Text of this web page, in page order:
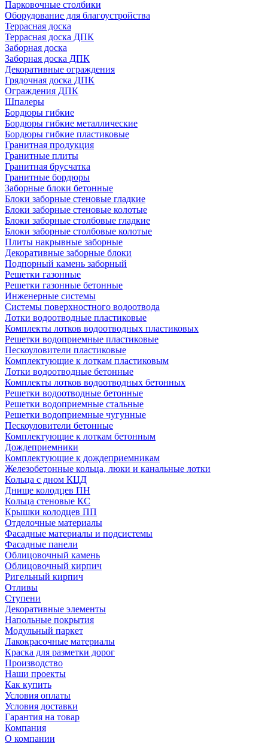
Парковочные столбики
Оборудование для благоустройства
Террасная доска
Террасная доска ДПК
Заборная доска
Заборная доска ДПК
Декоративные ограждения
Грядочная доска ДПК
Ограждения ДПК
Шпалеры
Бордюры гибкие
Бордюры гибкие металлические
Бордюры гибкие пластиковые
Гранитная продукция
Гранитные плиты
Гранитная брусчатка
Гранитные бордюры
Заборные блоки бетонные
Блоки заборные стеновые гладкие
Блоки заборные стеновые колотые
Блоки заборные столбовые гладкие
Блоки заборные столбовые колотые
Плиты накрывные заборные
Декоративные заборные блоки
Подпорный камень заборный
Решетки газонные
Решетки газонные бетонные
Инженерные системы
Системы поверхностного водоотвода
Лотки водоотводные пластиковые
Комплекты лотков водоотводных пластиковых
Решетки водоприемные пластиковые
Пескоуловители пластиковые
Комплектующие к лоткам пластиковым
Лотки водоотводные бетонные
Комплекты лотков водоотводных бетонных
Решетки водоотводные бетонные
Решетки водоприемные стальные
Решетки водоприемные чугунные
Пескоуловители бетонные
Комплектующие к лоткам бетонным
Дождеприемники
Комплектующие к дождеприемникам
Железобетонные кольца, люки и канальные лотки
Кольца с дном КЦД
Днище колодцев ПН
Кольца стеновые КС
Крышки колодцев ПП
Отделочные материалы
Фасадные материалы и подсистемы
Фасадные панели
Облицовочный камень
Облицовочный кирпич
Ригельный кирпич
Отливы
Ступени
Декоративные элементы
Напольные покрытия
Модульный паркет
Лакокрасочные материалы
Краска для разметки дорог
Производство
Наши проекты
Как купить
Условия оплаты
Условия доставки
Гарантия на товар
Компания
О компании